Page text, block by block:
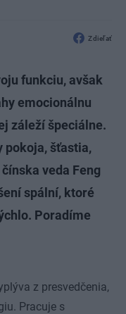
Zdieľať
funkciu, avšak
emocionálnu
záleží špeciálne.
pokoja, šťastia,
veda Feng
spální, ktoré
Poradíme
z presvedčenia,
Pracuje s